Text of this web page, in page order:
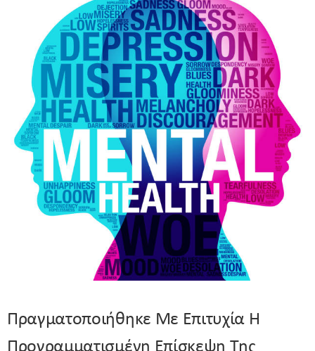
Πραγματοποιήθηκε Με Επιτυχία Η
Προγραμματισμένη Επίσκεψη Της